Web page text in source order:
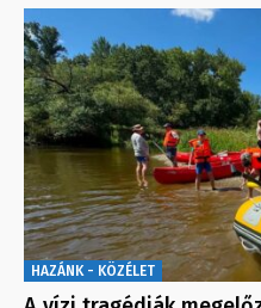
HAZÁNK - KÖZÉLET